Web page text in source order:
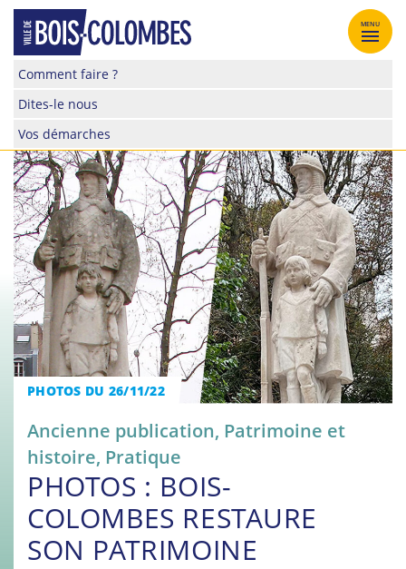
Skip
content
Site
de
la
de
Bois-
Colombes
Comment faire ?
Dites-le nous
Vos démarches
MENU
PHOTOS DU 26/11/22
Ancienne publication, Patrimoine et
histoire, Pratique
PHOTOS : BOIS-
COLOMBES RESTAURE
SON PATRIMOINE